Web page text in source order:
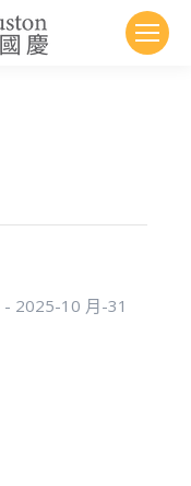
- 2025-10 月-31